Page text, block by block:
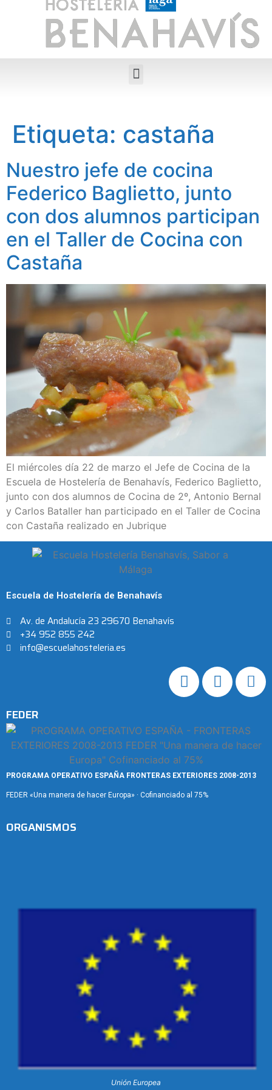
Etiqueta: castaña
Nuestro jefe de cocina
Federico Baglietto, junto
con dos alumnos participan
en el Taller de Cocina con
Castaña
El miércoles día 22 de marzo el Jefe de Cocina de la
Escuela de Hostelería de Benahavís, Federico Baglietto,
junto con dos alumnos de Cocina de 2º, Antonio Bernal
y Carlos Bataller han participado en el Taller de Cocina
con Castaña realizado en Jubrique
Escuela de Hostelería de Benahavís
Av. de Andalucía 23 29670 Benahavís
+34 952 855 242
info@escuelahosteleria.es
FEDER
PROGRAMA OPERATIVO ESPAÑA FRONTERAS EXTERIORES 2008-2013
FEDER «Una manera de hacer Europa» · Cofinanciado al 75%
ORGANISMOS
Unión Europea